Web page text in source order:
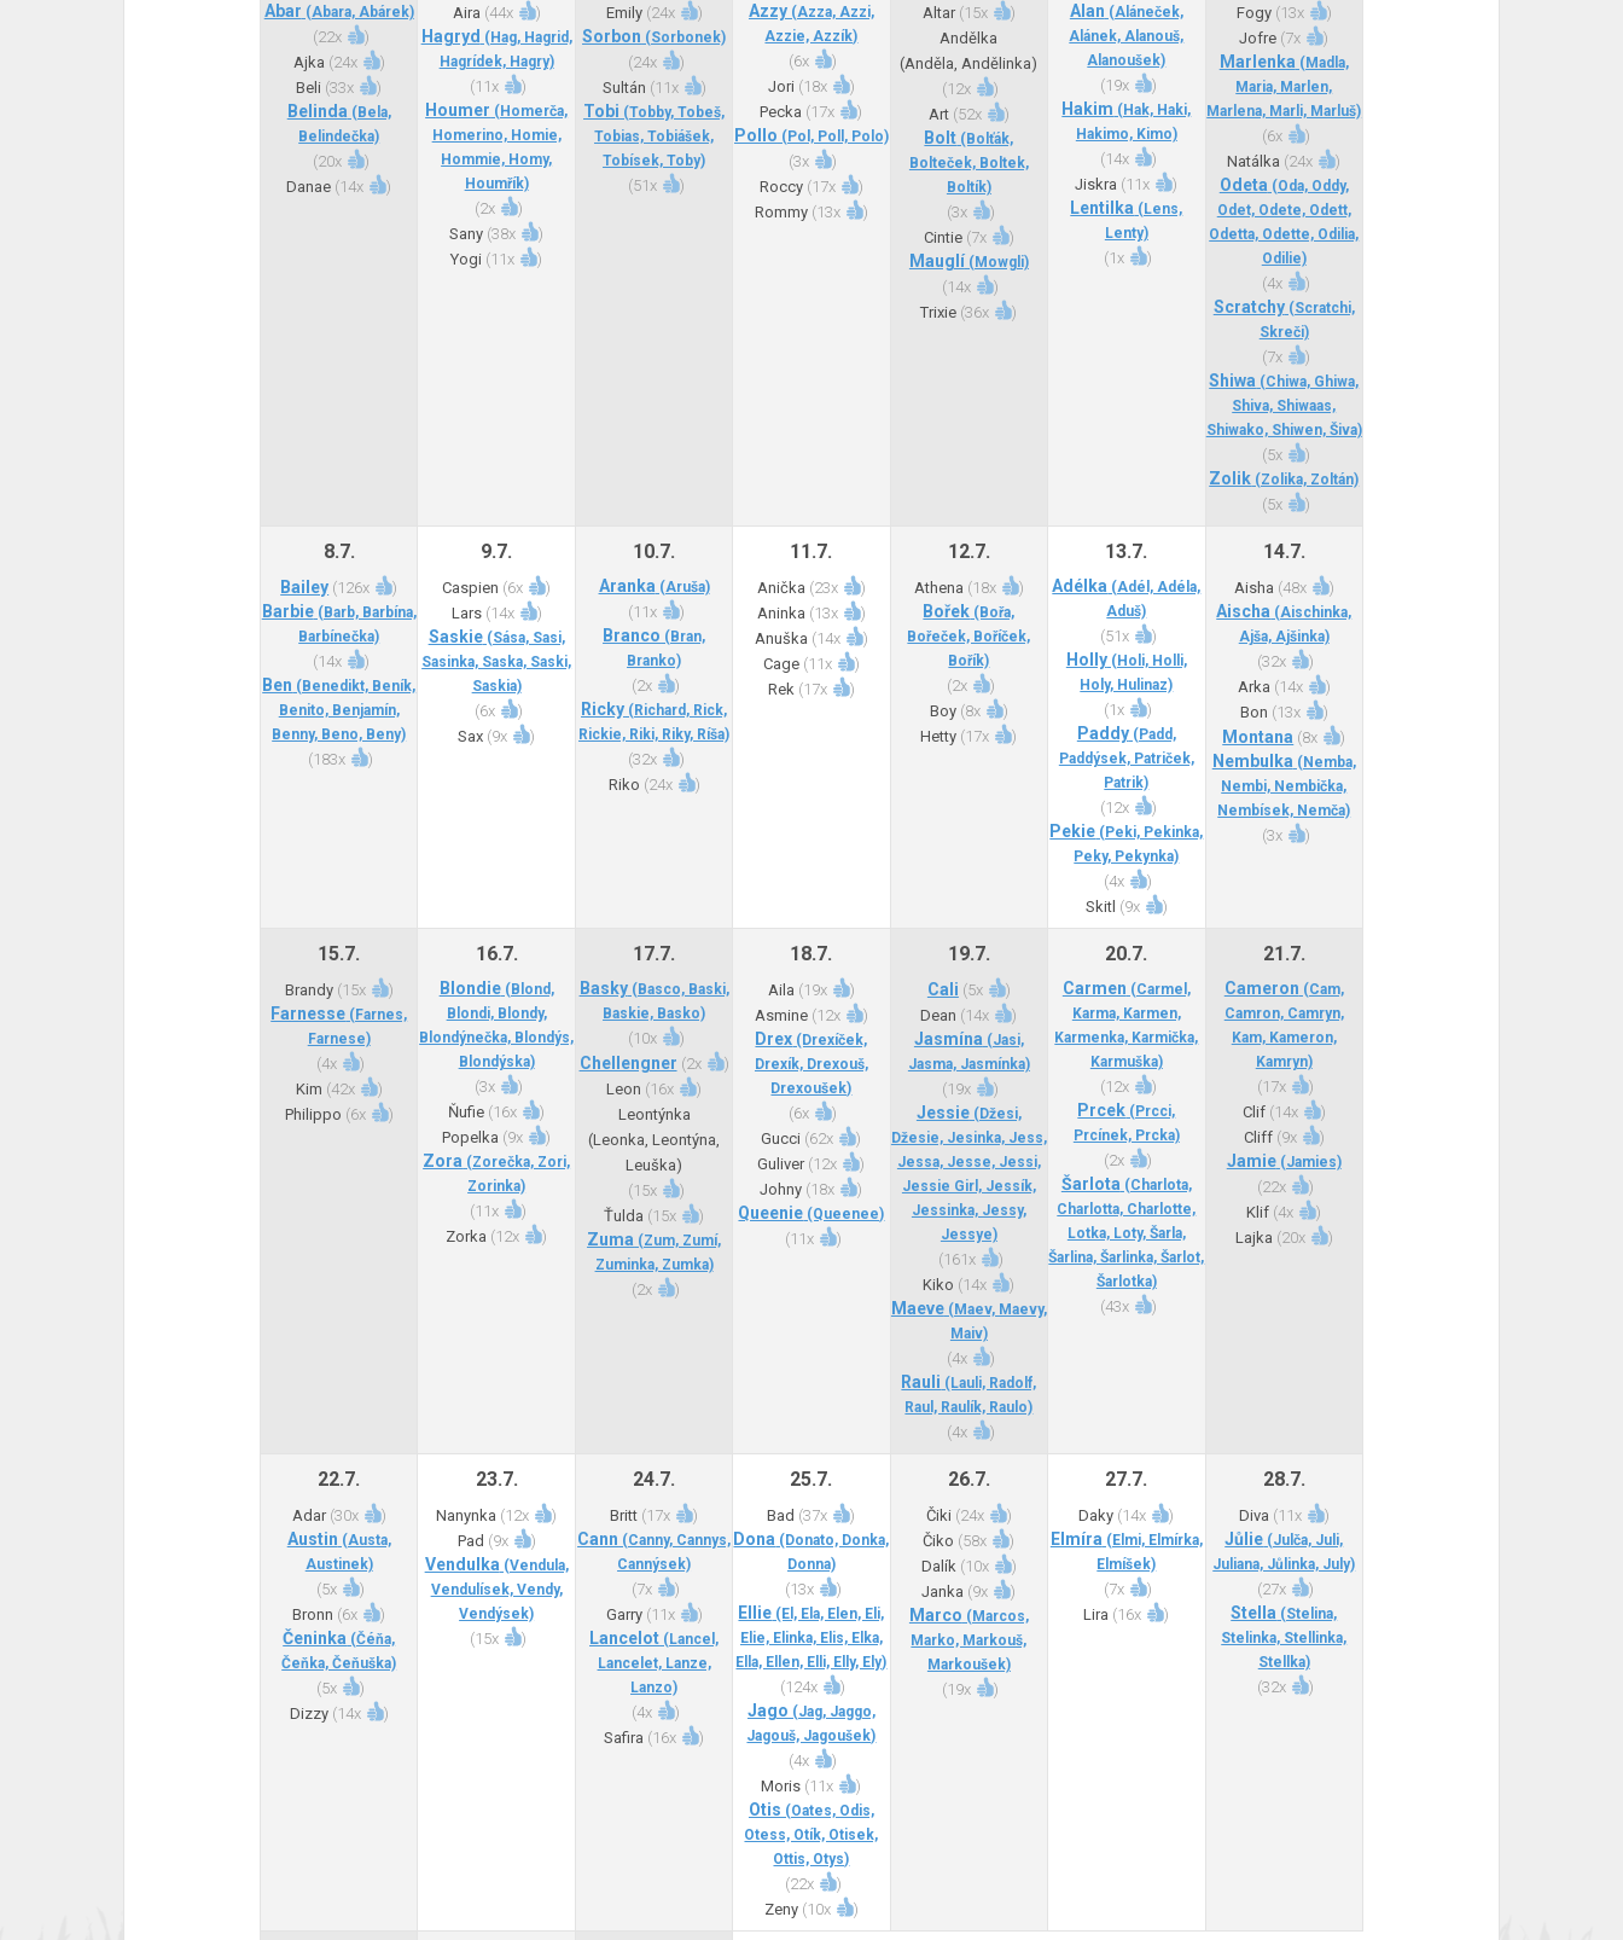
Abar (Abara, Abárek)
(22x
)
Ajka (24x
)
Beli (33x )
Belinda (Bela,
Belindečka)
(20x
)
Danae (14x )
Aira (44x )
Hagryd (Hag, Hagrid,
Hagrídek, Hagry)
(11x )
Houmer (Homerča,
Homerino, Homie,
Hommie, Homy,
Houmřík)
(2x
)
Sany (38x
)
Yogi (11x )
Emily (24x )
Sorbon (Sorbonek)
(24x
)
Sultán (11x )
Tobi (Tobby, Tobeš,
Tobias, Tobiášek,
Tobísek, Toby)
(51x )
Azzy(Azza, Azzi,
Azzie, Azzík)
(6x
)
Jori (18x
)
Pecka (17x )
Pollo (Pol, Poll, Polo)
(3x
)
Roccy (17x
)
Rommy (13x )
Altar (15x
)
Andělka
(Anděla, Andělinka)
(12x
)
Art (52x )
Bolt (Bolťák,
Bolteček, Boltek,
Boltík)
(3x
)
Cintie (7x )
Mauglí (Mowgli)
(14x
)
Trixie (36x )
Alan (Aláneček,
Alánek, Alanouš,
Alanoušek)
(19x )
Hakim (Hak, Haki,
Hakimo, Kimo)
(14x
)
Jiskra (11x )
Lentilka (Lens,
Lenty)
(1x )
Fogy (13x
)
Jofre (7x )
Marlenka (Madla,
Maria, Marlen,
Marlena, Marli, Marluš)
(6x
)
Natálka (24x )
Odeta (Oda, Oddy,
Odet, Odete, Odett,
Odetta, Odette, Odilia,
Odilie)
(4x )
Scratchy(Scratchi,
Skreči)
(7x )
Shiwa (Chiwa, Ghiwa,
Shiva, Shiwaas,
Shiwako, Shiwen, Šiva)
(5x )
Zolik (Zolika, Zoltán)
(5x )
8.7.
Bailey (126x )
Barbie(Barb, Barbína,
Barbínečka)
(14x )
Ben (Benedikt, Beník,
Benito, Benjamín,
Benny, Beno, Beny)
(183x )
9.7.
Caspien (6x
)
Lars (14x )
Saskie(Sása, Sasi,
Sasinka, Saska, Saski,
Saskia)
(6x
)
Sax (9x )
10.7.
Aranka (Aruša)
(11x )
Branco (Bran,
Branko)
(2x )
Ricky (Richard, Rick,
Rickie, Riki, Riky, Ríša)
(32x
)
Riko (24x )
11.7.
Anička (23x
)
Aninka (13x
)
Anuška (14x
)
Cage (11x
)
Rek (17x )
12.7.
Athena (18x )
Bořek (Bořa,
Bořeček, Boříček,
Bořík)
(2x
)
Boy (8x
)
Hetty (17x )
13.7.
Adélka (Adél, Adéla,
Aduš)
(51x )
Holly(Holi, Holli,
Holy, Hulinaz)
(1x )
Paddy(Padd,
Paddýsek, Patriček,
Patrik)
(12x )
Pekie (Peki, Pekinka,
Peky, Pekynka)
(4x
)
Skitl (9x )
14.7.
Aisha (48x )
Aischa (Aischinka,
Ajša, Ajšinka)
(32x
)
Arka (14x
)
Bon (13x )
Montana (8x )
Nembulka (Nemba,
Nembi, Nembička,
Nembísek, Nemča)
(3x )
15.7.
Brandy (15x )
Farnesse (Farnes,
Farnese)
(4x
)
Kim (42x
)
Philippo (6x )
16.7.
Blondie(Blond,
Blondi, Blondy,
Blondýnečka, Blondýs,
Blondýska)
(3x
)
Ňufie (16x
)
Popelka (9x )
Zora (Zorečka, Zori,
Zorinka)
(11x
)
Zorka (12x )
17.7.
Basky(Basco, Baski,
Baskie, Basko)
(10x )
Chellengner (2x
)
Leon (16x
)
Leontýnka
(Leonka, Leontýna,
Leuška)
(15x
)
Ťulda (15x )
Zuma (Zum, Zumí,
Zuminka, Zumka)
(2x )
18.7.
Aila (19x
)
Asmine (12x )
Drex (Drexíček,
Drexík, Drexouš,
Drexoušek)
(6x
)
Gucci (62x
)
Guliver (12x
)
Johny (18x )
Queenie (Queenee)
(11x )
19.7.
Cali (5x
)
Dean (14x )
Jasmína (Jasi,
Jasma, Jasmínka)
(19x )
Jessie(Džesi,
Džesie, Jesinka, Jess,
Jessa, Jesse, Jessi,
Jessie Girl, Jessík,
Jessinka, Jessy,
Jessye)
(161x
)
Kiko (14x )
Maeve(Maev, Maevy,
Maiv)
(4x )
Rauli (Lauli, Radolf,
Raul, Raulík, Raulo)
(4x )
20.7.
Carmen (Carmel,
Karma, Karmen,
Karmenka, Karmička,
Karmuška)
(12x )
Prcek (Prcci,
Prcínek, Prcka)
(2x )
Šarlota (Charlota,
Charlotta, Charlotte,
Lotka, Loty, Šarla,
Šarlina, Šarlinka, Šarlot,
Šarlotka)
(43x )
21.7.
Cameron (Cam,
Camron, Camryn,
Kam, Kameron,
Kamryn)
(17x
)
Clif (14x
)
Cliff (9x )
Jamie(Jamies)
(22x
)
Klif (4x
)
Lajka (20x )
22.7.
Adar (30x )
Austin (Austa,
Austinek)
(5x
)
Bronn (6x )
Čeninka (Čéňa,
Čeňka, Čeňuška)
(5x
)
Dizzy (14x )
23.7.
Nanynka (12x
)
Pad (9x )
Vendulka (Vendula,
Vendulísek, Vendy,
Vendýsek)
(15x )
24.7.
Britt (17x )
Cann (Canny, Cannys,
Cannýsek)
(7x
)
Garry (11x )
Lancelot (Lancel,
Lancelet, Lanze,
Lanzo)
(4x
)
Safira (16x )
25.7.
Bad (37x )
Dona (Donato, Donka,
Donna)
(13x )
Ellie (El, Ela, Elen, Eli,
Elie, Elinka, Elis, Elka,
Ella, Ellen, Elli, Elly, Ely)
(124x )
Jago (Jag, Jaggo,
Jagouš, Jagoušek)
(4x
)
Moris (11x )
Otis (Oates, Odis,
Otess, Otík, Otisek,
Ottis, Otys)
(22x
)
Zeny (10x )
26.7.
Čiki (24x
)
Čiko (58x
)
Dalík (10x
)
Janka (9x )
Marco (Marcos,
Marko, Markouš,
Markoušek)
(19x )
27.7.
Daky (14x )
Elmíra (Elmi, Elmírka,
Elmíšek)
(7x
)
Lira (16x )
28.7.
Diva (11x )
Jůlie (Julča, Juli,
Juliana, Jůlinka, July)
(27x )
Stella (Stelina,
Stelinka, Stellinka,
Stellka)
(32x )